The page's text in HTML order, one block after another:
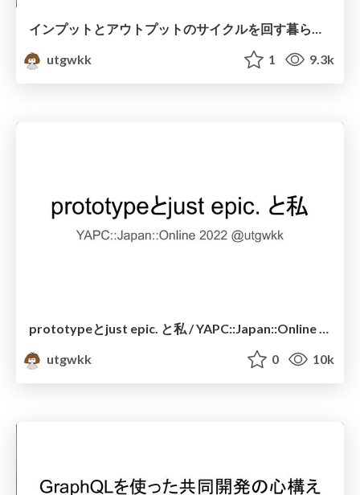
インプットとアウトプットのサイクルを回す暮らし / Kichijoji.pm 29
utgwkk
1 9.3k
utgwkk
0 10k